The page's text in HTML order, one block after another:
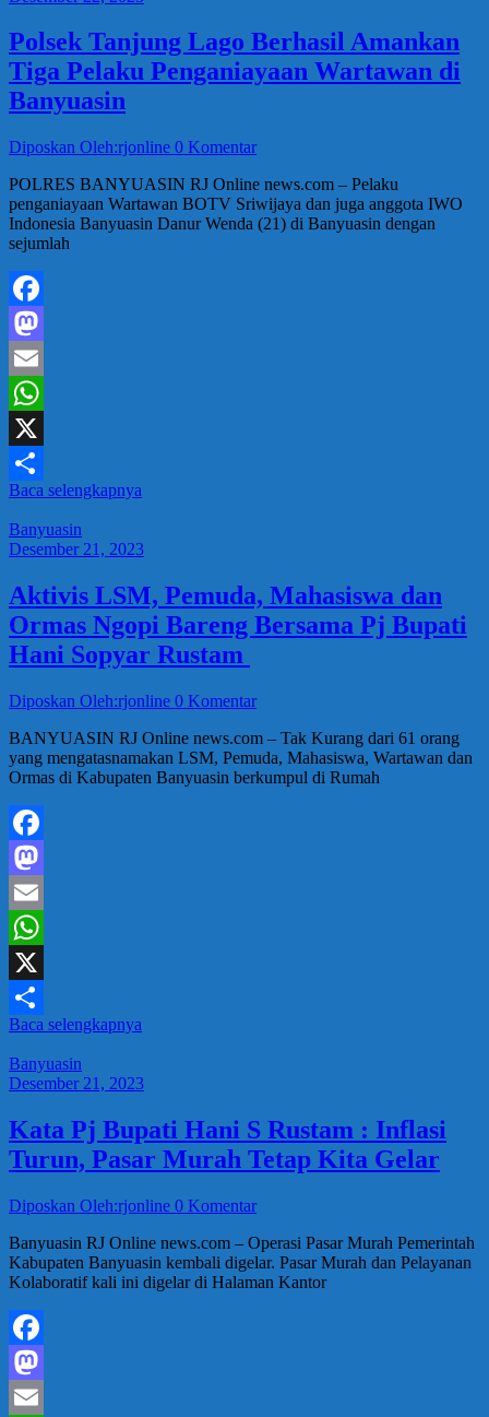
Polsek Tanjung Lago Berhasil Amankan
Tiga Pelaku Penganiayaan Wartawan di
Banyuasin
Diposkan Oleh:rjonline 0 Komentar
POLRES BANYUASIN RJ Online news.com – Pelaku
penganiayaan Wartawan BOTV Sriwijaya dan juga anggota IWO
Indonesia Banyuasin Danur Wenda (21) di Banyuasin dengan
sejumlah
Facebook
Mastodon
Email
WhatsApp
X
Share
Baca selengkapnya
Banyuasin
Desember 21, 2023
Aktivis LSM, Pemuda, Mahasiswa dan
Ormas Ngopi Bareng Bersama Pj Bupati
Hani Sopyar Rustam
Diposkan Oleh:rjonline 0 Komentar
BANYUASIN RJ Online news.com – Tak Kurang dari 61 orang
yang mengatasnamakan LSM, Pemuda, Mahasiswa, Wartawan dan
Ormas di Kabupaten Banyuasin berkumpul di Rumah
Facebook
Mastodon
Email
WhatsApp
X
Share
Baca selengkapnya
Banyuasin
Desember 21, 2023
Kata Pj Bupati Hani S Rustam : Inflasi
Turun, Pasar Murah Tetap Kita Gelar
Diposkan Oleh:rjonline 0 Komentar
Banyuasin RJ Online news.com – Operasi Pasar Murah Pemerintah
Kabupaten Banyuasin kembali digelar. Pasar Murah dan Pelayanan
Kolaboratif kali ini digelar di Halaman Kantor
Facebook
Mastodon